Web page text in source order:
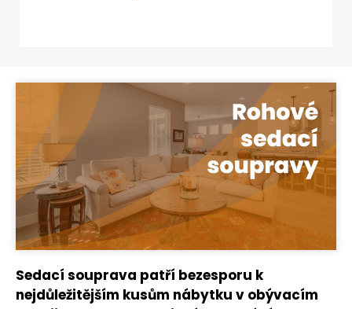
Sedací souprava patří bezesporu k
nejdůležitějším kusům nábytku v obývacím